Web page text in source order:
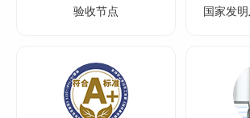
验收节点 国家发